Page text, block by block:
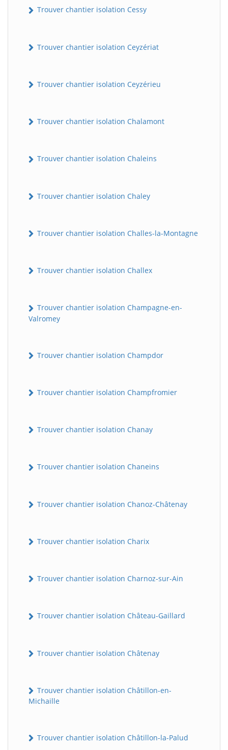
Trouver chantier isolation Cessy
Trouver chantier isolation Ceyzériat
Trouver chantier isolation Ceyzérieu
Trouver chantier isolation Chalamont
Trouver chantier isolation Chaleins
Trouver chantier isolation Chaley
Trouver chantier isolation Challes-la-Montagne
Trouver chantier isolation Challex
Trouver chantier isolation Champagne-en-
Valromey
Trouver chantier isolation Champdor
Trouver chantier isolation Champfromier
Trouver chantier isolation Chanay
Trouver chantier isolation Chaneins
Trouver chantier isolation Chanoz-Châtenay
Trouver chantier isolation Charix
Trouver chantier isolation Charnoz-sur-Ain
Trouver chantier isolation Château-Gaillard
Trouver chantier isolation Châtenay
Trouver chantier isolation Châtillon-en-
Michaille
Trouver chantier isolation Châtillon-la-Palud